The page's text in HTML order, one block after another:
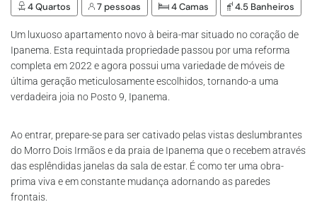
4 Quartos 7 pessoas 4 Camas 4.5 Banheiros
Um luxuoso apartamento novo à beira-mar situado no coração de
Ipanema. Esta requintada propriedade passou por uma reforma
completa em 2022 e agora possui uma variedade de móveis de
última geração meticulosamente escolhidos, tornando-a uma
verdadeira joia no Posto 9, Ipanema.
Ao entrar, prepare-se para ser cativado pelas vistas deslumbrantes
do Morro Dois Irmãos e da praia de Ipanema que o recebem através
das esplêndidas janelas da sala de estar. É como ter uma obra-
prima viva e em constante mudança adornando as paredes
frontais.